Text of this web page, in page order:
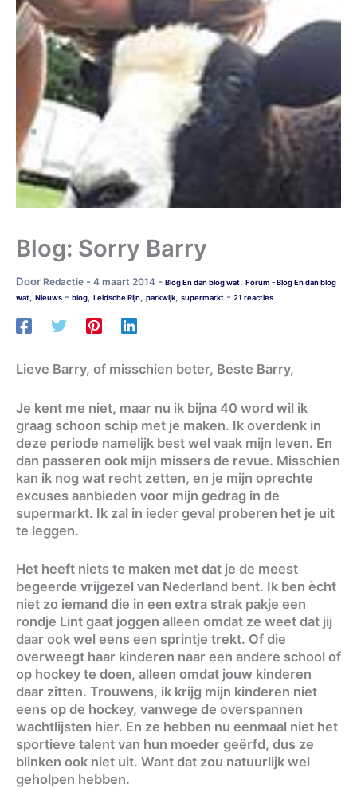
Blog: Sorry Barry
Door Redactie - 4 maart 2014 - Blog En dan blog wat, Forum - Blog En dan blog
wat, Nieuws - blog, Leidsche Rijn, parkwijk, supermarkt - 21 reacties
Lieve Barry, of misschien beter, Beste Barry,
Je kent me niet, maar nu ik bijna 40 word wil ik
graag schoon schip met je maken. Ik overdenk in
deze periode namelijk best wel vaak mijn leven. En
dan passeren ook mijn missers de revue. Misschien
kan ik nog wat recht zetten, en je mijn oprechte
excuses aanbieden voor mijn gedrag in de
supermarkt. Ik zal in ieder geval proberen het je uit
te leggen.
Het heeft niets te maken met dat je de meest
begeerde vrijgezel van Nederland bent. Ik ben ècht
niet zo iemand die in een extra strak pakje een
rondje Lint gaat joggen alleen omdat ze weet dat jij
daar ook wel eens een sprintje trekt. Of die
overweegt haar kinderen naar een andere school of
op hockey te doen, alleen omdat jouw kinderen
daar zitten. Trouwens, ik krijg mijn kinderen niet
eens op de hockey, vanwege de overspannen
wachtlijsten hier. En ze hebben nu eenmaal niet het
sportieve talent van hun moeder geërfd, dus ze
blinken ook niet uit. Want dat zou natuurlijk wel
geholpen hebben.